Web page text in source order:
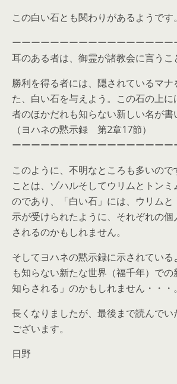
この白い石とも関わりがあるようです。
ーーーーーーーーーーーーーーーーー
耳のある者は、御霊が諸教会に言うこ
勝利を得る者には、隠されているマナ
た、白い石を与えよう。この石の上に
者のほかだれも知らない新しい名が書
（ヨハネの黙示録 第2章17節）
ーーーーーーーーーーーーーーーーー
このように、不明なところも多いので
ことは、ゾハルそしてウリムとトンミ
のであり、「白い石」には、ウリムと
示が受けられたように、それぞれの個
されるのかもしれません。
そしてヨハネの黙示録に示されてい
も知らない新たな世界（福千年）で
知らされる」のかもしれません・・・。
長くなりましたが、最後まで読んでい
ございます。
日野